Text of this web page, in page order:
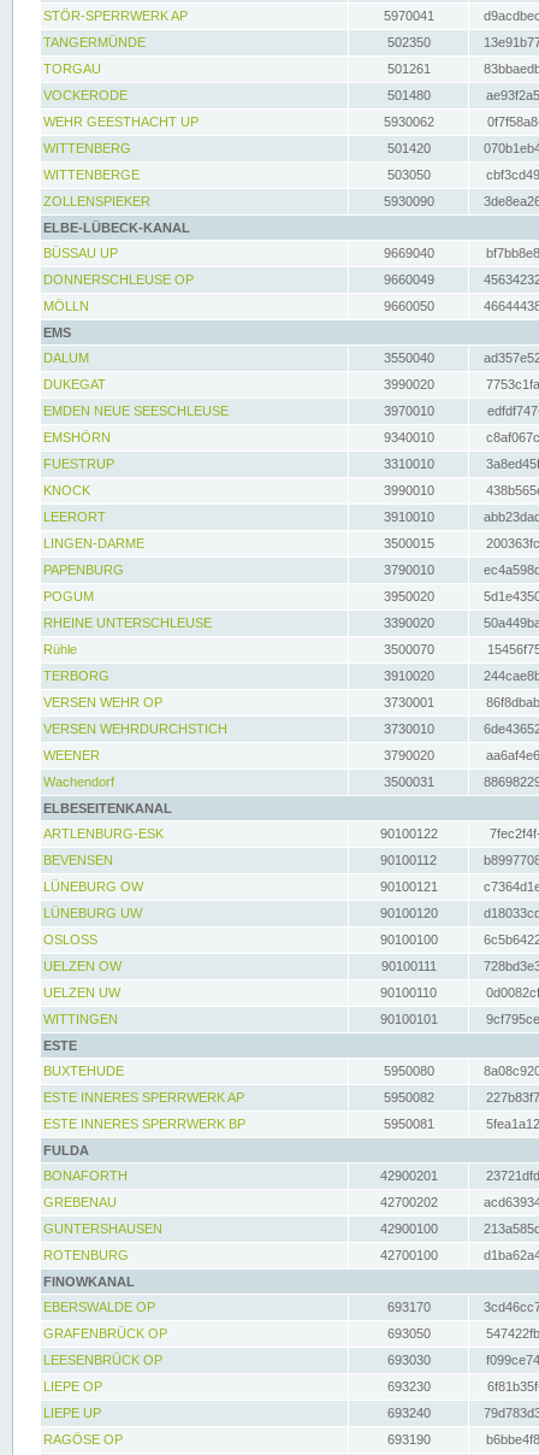
STÖR-SPERRWERK AP 5970041
TANGERMÜNDE
502350
TORGAU
501261
VOCKERODE
501480
WEHR GEESTHACHT UP
5930062
WITTENBERG
501420
WITTENBERGE
503050
ZOLLENSPIEKER
5930090
ELBE-LÜBECK-KANAL
BÜSSAU UP
9669040
DONNERSCHLEUSE OP
9660049
MÖLLN
9660050
EMS
DALUM
3550040
DUKEGAT
3990020
EMDEN NEUE SEESCHLEUSE
3970010
EMSHÖRN
9340010
FUESTRUP
3310010
KNOCK
3990010
LEERORT
3910010
LINGEN-DARME
3500015
PAPENBURG
3790010
POGUM
3950020
RHEINE UNTERSCHLEUSE
3390020
Rühle
3500070
TERBORG
3910020
VERSEN WEHR OP
3730001
VERSEN WEHRDURCHSTICH
3730010
WEENER
3790020
Wachendorf
3500031
ELBESEITENKANAL
ARTLENBURG-ESK
90100122
BEVENSEN
90100112
LÜNEBURG OW
90100121
LÜNEBURG UW
90100120
OSLOSS
90100100
UELZEN OW
90100111
UELZEN UW
90100110
WITTINGEN
90100101
ESTE
BUXTEHUDE
5950080
ESTE INNERES SPERRWERK AP
5950082
ESTE INNERES SPERRWERK BP
5950081
FULDA
BONAFORTH
42900201
GREBENAU
42700202
GUNTERSHAUSEN
42900100
ROTENBURG
42700100
FINOWKANAL
EBERSWALDE OP
693170
GRAFENBRÜCK OP
693050
LEESENBRÜCK OP
693030
LIEPE OP
693230
LIEPE UP
693240
RAGÖSE OP
693190